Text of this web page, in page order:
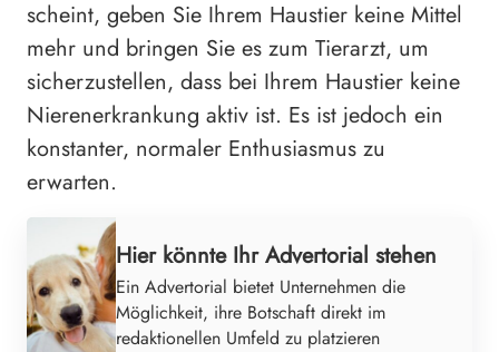
scheint, geben Sie Ihrem Haustier keine Mittel
mehr und bringen Sie es zum Tierarzt, um
sicherzustellen, dass bei Ihrem Haustier keine
Nierenerkrankung aktiv ist. Es ist jedoch ein
konstanter, normaler Enthusiasmus zu
erwarten.
Hier könnte Ihr Advertorial stehen
Ein Advertorial bietet Unternehmen die
Möglichkeit, ihre Botschaft direkt im
redaktionellen Umfeld zu platzieren